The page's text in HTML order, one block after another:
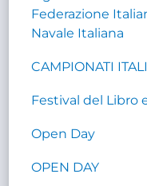
Federazione
Navale Italiana
CAMPIONATI
Festival del Libro
Open Day
OPEN DAY